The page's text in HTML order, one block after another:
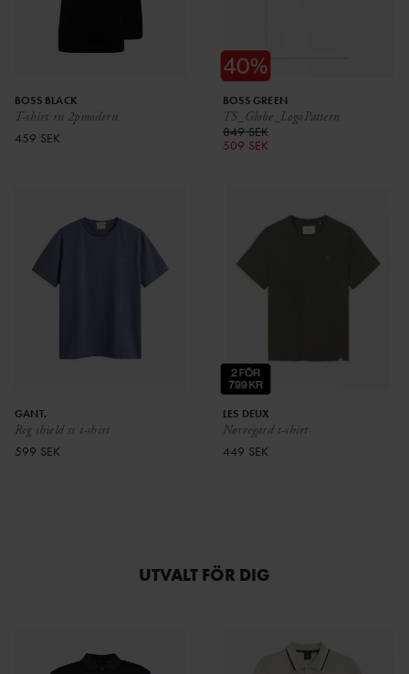
T-shirt rn 2pmodern
BOSS BLACK
459 SEK
TS_Globe_LogoPattern
BOSS GREEN
849 SEK
509 SEK
Reg shield ss t-shirt
GANT.
599 SEK
Nørregard t-shirt
LES DEUX
449 SEK
UTVALT FÖR DIG